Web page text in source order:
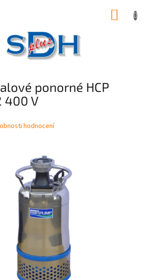
ponorné HCP
400 V
hodnocení